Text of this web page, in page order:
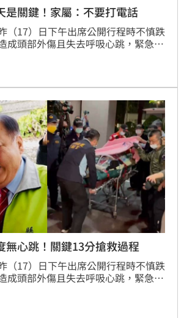
是關鍵！家屬：不要打電話
（17）日下午出席公開行程時不慎跌
成頭部外傷且失去呼吸心跳，緊急送
在陳光復臉書表示，未來幾天是關鍵
關。」
無心跳！關鍵13分搶救過程
（17）日下午出席公開行程時不慎跌
成頭部外傷且失去呼吸心跳，緊急送
副院長田炯璽說明關鍵13分鐘搶救過